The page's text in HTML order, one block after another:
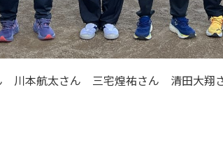
川本航太さん 三宅煌祐さん 清田大